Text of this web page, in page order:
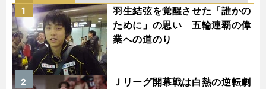
羽生結弦を覚醒させた「誰かの
ために」の思い 五輪連覇の偉
業への道のり
1
Ｊリーグ開幕戦は白熱の逆転劇
2